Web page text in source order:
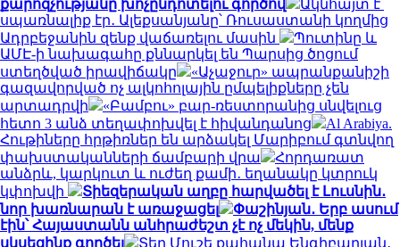
քարոզչությանը խոչընդոտելու գործով
Ակնհայտ է՝
սպառնալիք էր․ Ալեքսանյանը՝ Ռուսաստանի կողմից
Ադրբեջանին զենք վաճառելու մասին
Պուտինը և
ԱՄԷ-ի նախագահը քննարկել են Պարսից ծոցում
ստեղծված իրավիճակը
«Աչաջուր» ապրանքանիշի
գազավորված ոչ ալկոհոլային ըմպելիքները չեն
արտադրվի
«Բամբու» բար-ռեստորանից սնվելուց
հետո 3 անձ տեղափոխվել է հիվանդանոց
Al Arabiya.
Հութիները հրթիռներ են արձակել Մարիբում գտնվող
փախստականների ճամբարի վրա
Հորդառատ
անձրև, կարկուտ և ուժեղ քամի․ եղանակը կտրուկ
կփոխվի
Տիեզերական աղբը հարվածել է Լուսնին․
նոր խառնարան է առաջացել
Փաշինյան․ Երբ ասում
էին՝ Հայաստանն անհրաժեշտ չէ ոչ մեկին, մենք
սկսեցինք գործել
Տեր Մուշե քահանա Ենգիբարյան․